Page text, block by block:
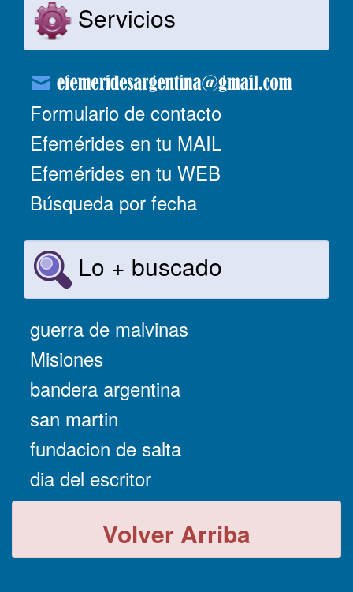
Servicios
Formulario de contacto
Efemérides en tu MAIL
Efemérides en tu WEB
Búsqueda por fecha
Lo + buscado
guerra de malvinas
Misiones
bandera argentina
san martin
fundacion de salta
dia del escritor
Volver Arriba